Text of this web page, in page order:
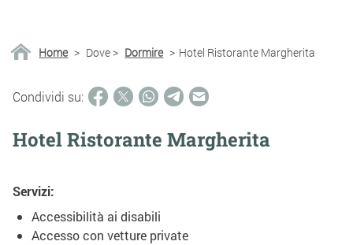
Home > Dove > Dormire > Hotel Ristorante Margherita
Condividi su:
Hotel Ristorante Margherita
Servizi:
Accessibilità ai disabili
Accesso con vetture private